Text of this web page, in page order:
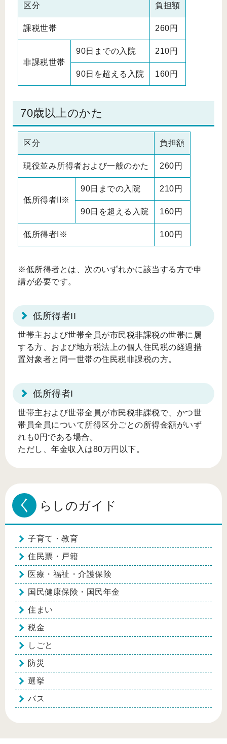
区分 負担額
課税世帯 260円
非課税世帯
90日までの入院 210円
90日を超える入院 160円
70歳以上のかた
区分 負担額
現役並み所得者および一般のかた 260円
低所得者II※
90日までの入院 210円
90日を超える入院 160円
低所得者I※ 100円
※低所得者とは、次のいずれかに該当する方で申
請が必要です。
低所得者II
世帯主および世帯全員が市民税非課税の世帯に属
する方、および地方税法上の個人住民税の経過措
置対象者と同一世帯の住民税非課税の方。
低所得者I
世帯主および世帯全員が市民税非課税で、かつ世
帯員全員について所得区分ごとの所得金額がいず
れも0円である場合。
ただし、年金収入は80万円以下。
く らしのガイド
子育て・教育
住民票・戸籍
医療・福祉・介護保険
国民健康保険・国民年金
住まい
税金
しごと
防災
選挙
バス